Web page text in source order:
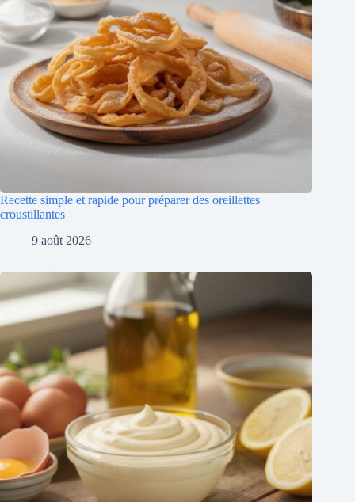
Recette simple et rapide pour préparer des oreillettes
croustillantes
9 août 2026